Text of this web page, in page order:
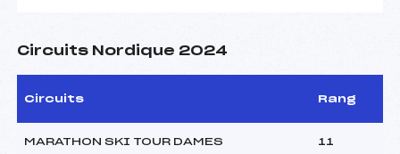
Circuits Nordique 2024
Circuits Rang
MARATHON SKI TOUR DAMES 11